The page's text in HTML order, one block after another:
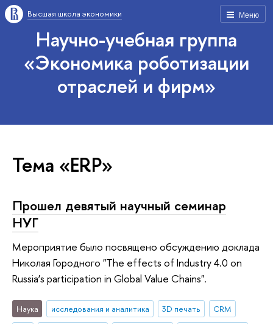
Меню
Высшая школа экономики
Научно-учебная группа
«Экономика роботизации
отраслей и фирм»
Тема «ERP»
Прошел девятый научный семинар
НУГ
Мероприятие было посвящено обсуждению доклада
Николая Городного "The effects of Industry 4.0 on
Russia’s participation in Global Value Chains".
Наука исследования и аналитика 3D печать
CRM